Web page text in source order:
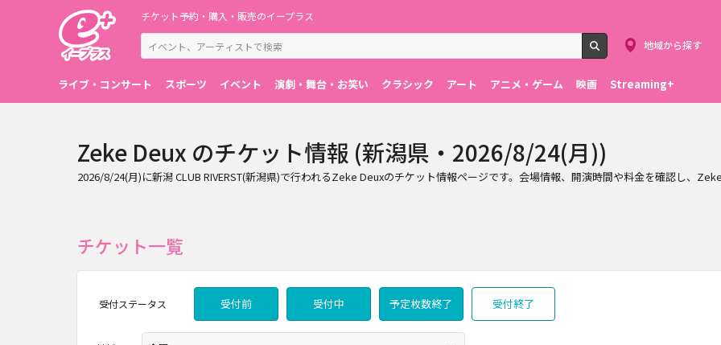
チケット予約・購入・販売のイープラス
検索
地域から探す
ライブ・コンサート スポーツ イベント 演劇・舞台・お笑い クラシック アート アニメ・ゲーム 映画 Streaming+
Zeke Deux のチケット情報 (新潟県・2026/8/24(月))
2026/8/24(月)に新潟 CLUB RIVERST(新潟県)で行われるZeke Deuxのチケット情報ページです。会場情報、開演時間や料金を確認し、
チケット一覧
受付ステータス 受付前 受付中 予定枚数終了 受付終了